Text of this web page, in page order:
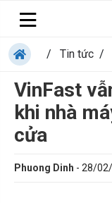
/ Tin tức /
VinFast
khi nhà
cửa
Phuong Dinh - 28/02/